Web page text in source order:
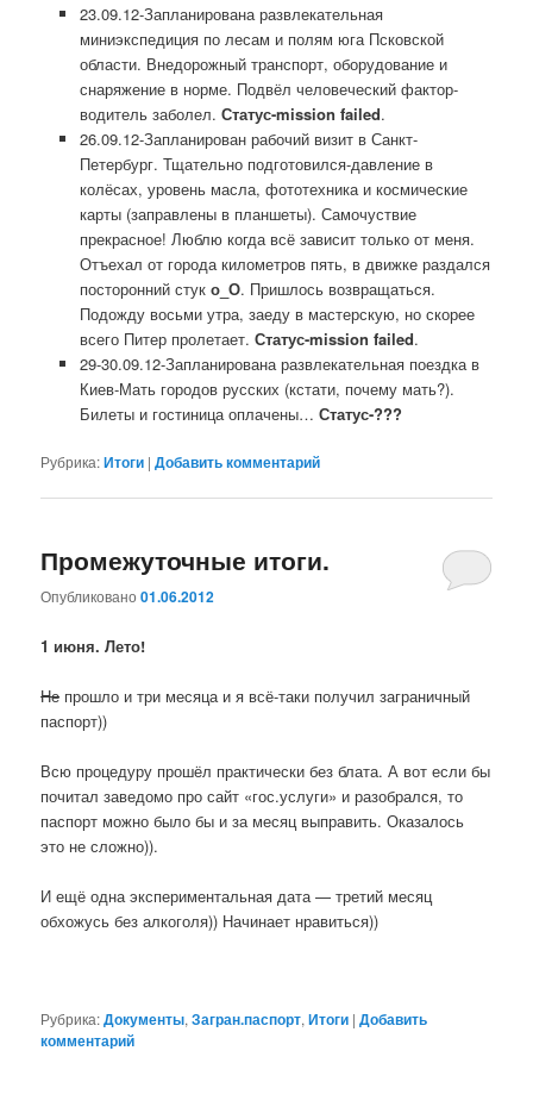
23.09.12-Запланирована развлекательная
миниэкспедиция по лесам и полям юга Псковской
области. Внедорожный транспорт, оборудование и
снаряжение в норме. Подвёл человеческий фактор-
водитель заболел. Статус-mission failed.
26.09.12-Запланирован рабочий визит в Санкт-
Петербург. Тщательно подготовился-давление в
колёсах, уровень масла, фототехника и космические
карты (заправлены в планшеты). Самочуствие
прекрасное! Люблю когда всё зависит только от меня.
Отъехал от города километров пять, в движке раздался
посторонний стук о_О. Пришлось возвращаться.
Подожду восьми утра, заеду в мастерскую, но скорее
всего Питер пролетает. Статус-mission failed.
29-30.09.12-Запланирована развлекательная поездка в
Киев-Мать городов русских (кстати, почему мать?).
Билеты и гостиница оплачены… Статус-???
Рубрика:Итоги |Добавить комментарий
Промежуточные итоги.
Опубликовано01.06.2012
1 июня. Лето!
Не прошло и три месяца и я всё-таки получил заграничный
паспорт))
Всю процедуру прошёл практически без блата. А вот если бы
почитал заведомо про сайт «гос.услуги» и разобрался, то
паспорт можно было бы и за месяц выправить. Оказалось
это не сложно)).
И ещё одна экспериментальная дата — третий месяц
обхожусь без алкоголя)) Начинает нравиться))
Рубрика:Документы,Загран.паспорт,Итоги |Добавить
комментарий